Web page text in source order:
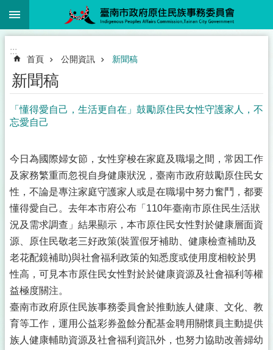
跳到主要內容區塊
:::
首頁 公開資訊 新聞稿
新聞稿
「懂得愛自己，生活更自在」鼓勵原住民女性守護家人，不
忘愛自己
今日為國際婦女節，女性穿梭在家庭及職場之間，常因工作
及家務繁重而忽視自身健康狀況，臺南市政府鼓勵原住民女
性，不論是專注家庭守護家人或是在職場中努力奮鬥，都要
懂得愛自己。去年本市府公布「110年臺南市原住民生活狀
況及需求調查」結果顯示，本市原住民女性對於健康層面資
源、原住民敬老三好政策(裝置假牙補助、健康檢查補助及
老花配鏡補助)與社會福利政策的知悉度或使用度相較於男
性高，可見本市原住民女性對於於健康資源及社會福利等權
益極度關注。
臺南市政府原住民族事務委員會於推動族人健康、文化、教
育等工作，運用公益彩券盈餘分配基金聘用關懷員主動提供
族人健康輔助資源及社會福利資訊外，也努力協助改善婦幼